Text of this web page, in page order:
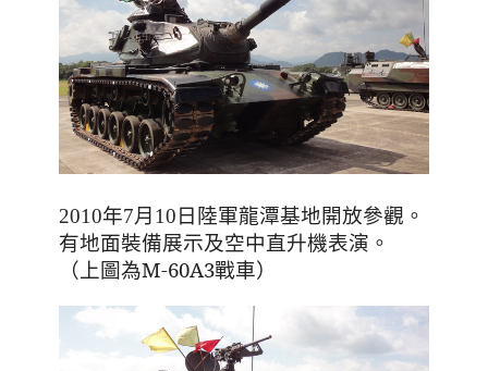
2010年7月10日陸軍龍潭基地開放參觀 。
有地面裝備展示及空中直升機表演 。
（上圖為M-60A3戰車）